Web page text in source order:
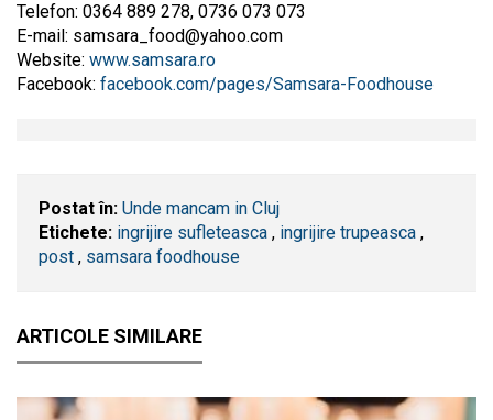
Telefon: 0364 889 278, 0736 073 073
E-mail: samsara_food@yahoo.com
Website: www.samsara.ro
Facebook: facebook.com/pages/Samsara-Foodhouse
Postat în: Unde mancam in Cluj
Etichete: ingrijire sufleteasca , ingrijire trupeasca ,
post , samsara foodhouse
ARTICOLE SIMILARE